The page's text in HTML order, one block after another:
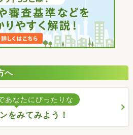
へ
あなたにぴったりな
をみてみよう！